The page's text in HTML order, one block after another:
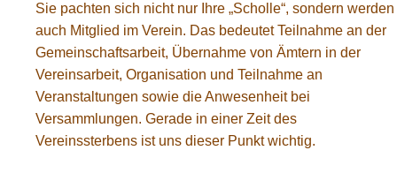
Sie pachten sich nicht nur Ihre „Scholle“, sondern werden
auch Mitglied im Verein. Das bedeutet Teilnahme an der
Gemeinschaftsarbeit, Übernahme von Ämtern in der
Vereinsarbeit, Organisation und Teilnahme an
Veranstaltungen sowie die Anwesenheit bei
Versammlungen. Gerade in einer Zeit des
Vereinssterbens ist uns dieser Punkt wichtig.